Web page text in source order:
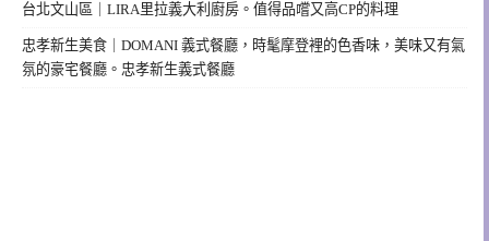
台北文山區｜LIRA里拉義大利廚房。值得品嚐又高CP的料理
忠孝新生美食｜DOMANI 義式餐廳，時髦摩登裡的色香味，美味又有氣
氛的豪宅餐廳。忠孝新生義式餐廳